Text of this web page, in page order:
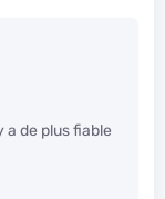
a de plus fiable